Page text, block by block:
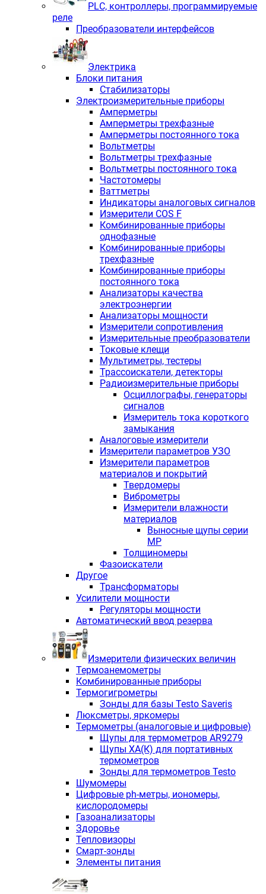
PLС, контроллеры, программируемые
реле
Преобразователи интерфейсов
Электрика
Блоки питания
Стабилизаторы
Электроизмерительные приборы
Амперметры
Амперметры трехфазные
Амперметры постоянного тока
Вольтметры
Вольтметры трехфазные
Вольтметры постоянного тока
Частотомеры
Ваттметры
Индикаторы аналоговых сигналов
Измерители COS F
Комбинированные приборы
однофазные
Комбинированные приборы
трехфазные
Комбинированные приборы
постоянного тока
Анализаторы качества
электроэнергии
Анализаторы мощности
Измерители сопротивления
Измерительные преобразователи
Токовые клещи
Мультиметры, тестеры
Трассоискатели, детекторы
Радиоизмерительные приборы
Осциллографы, генераторы
сигналов
Измеритель тока короткого
замыкания
Аналоговые измерители
Измерители параметров УЗО
Измерители параметров
материалов и покрытий
Твердомеры
Виброметры
Измерители влажности
материалов
Выносные щупы серии
МР
Толщиномеры
Фазоискатели
Другое
Трансформаторы
Усилители мощности
Регуляторы мощности
Автоматический ввод резерва
Измерители физических величин
Термоанемометры
Комбинированные приборы
Термогигрометры
Зонды для базы Testo Saveris
Люксметры, яркомеры
Термометры (аналоговые и цифровые)
Щупы для термометров AR9279
Щупы ХА(К) для портативных
термометров
Зонды для термометров Testo
Шумомеры
Цифровые ph-метры, иономеры,
кислородомеры
Газоанализаторы
Здоровье
Тепловизоры
Смарт-зонды
Элементы питания